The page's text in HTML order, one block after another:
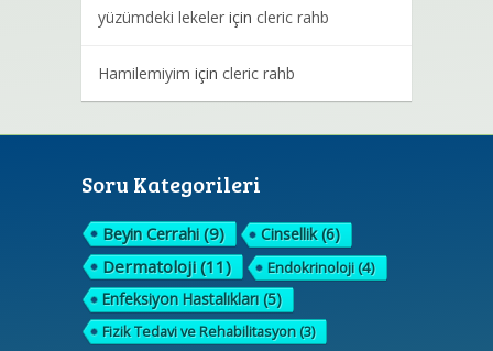
yüzümdeki lekeleriçin cleric rahb
Hamilemiyim için cleric rahb
Soru Kategorileri
Beyin Cerrahi(9) Cinsellik(6)
Dermatoloji(11) Endokrinoloji(4)
Enfeksiyon Hastalıkları(5)
Fizik Tedavi ve Rehabilitasyon(3)